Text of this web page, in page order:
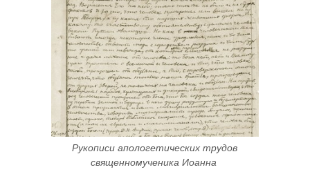
Рукописи апологетических трудов
священномученика Иоанна